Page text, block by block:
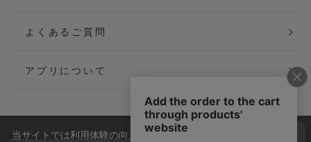
よくあるご質問
アプリについて
当サイトでは利用体験の向上およびコンテンツの最適な提供、ト